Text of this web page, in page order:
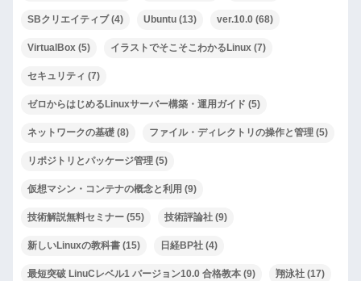
SBクリエイティブ(4) Ubuntu (13) ver.10.0 (68)
VirtualBox (5) イラストでそこそこわかるLinux (7)
セキュリティ (7)
ゼロからはじめるLinuxサーバー構築・運用ガイド (5)
ネットワークの基礎 (8) ファイル・ディレクトリの操作と管理 (5)
リポジトリとパッケージ管理 (5)
仮想マシン・コンテナの概念と利用 (9)
技術解説無料セミナー (55) 技術評論社 (9)
新しいLinuxの教科書 (15) 日経BP社 (4)
最短突破 LinuCレベル1 バージョン10.0 合格教本 (9) 翔泳社 (17)